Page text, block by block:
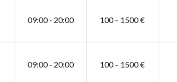
09:00 - 20:00 100 – 1500 €
09:00 - 20:00 100 – 1500 €